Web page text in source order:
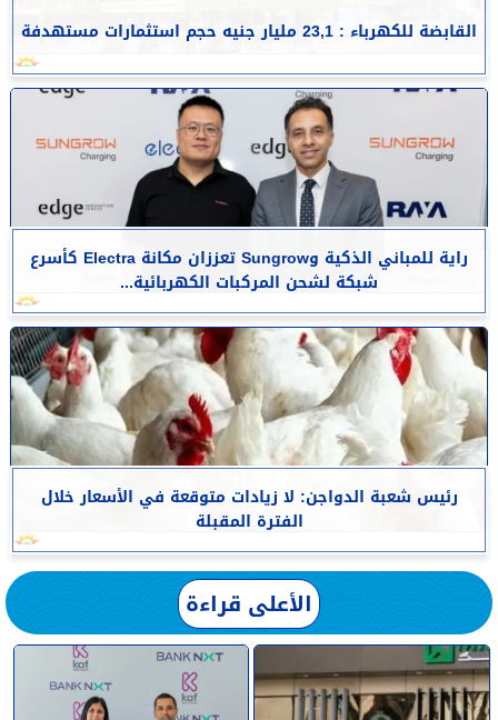
القابضة للكهرباء : 23,1 مليار جنيه حجم استثمارات مستهدفة
راية للمباني الذكية وSungrow تعززان مكانة Electra كأسرع
شبكة لشحن المركبات الكهربائية...
رئيس شعبة الدواجن: لا زيادات متوقعة في الأسعار خلال
الفترة المقبلة
الأعلى قراءة